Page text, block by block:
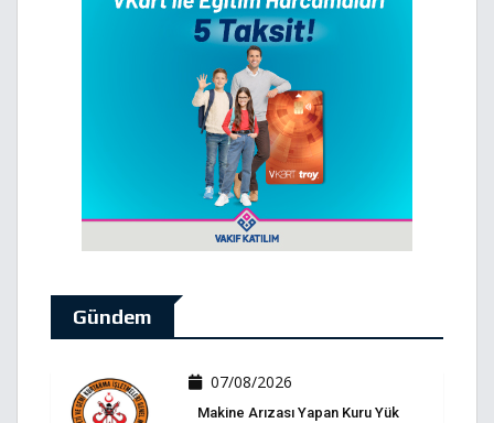
Gündem
07/08/2026
Makine Arızası Yapan Kuru Yük